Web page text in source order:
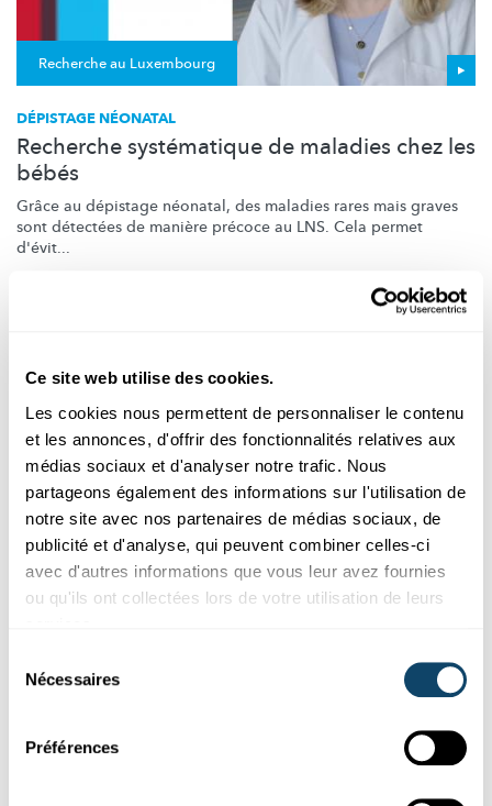
Ce site web utilise des cookies.
Les cookies nous permettent de personnaliser le contenu
et les annonces, d'offrir des fonctionnalités relatives aux
médias sociaux et d'analyser notre trafic. Nous
partageons également des informations sur l'utilisation de
notre site avec nos partenaires de médias sociaux, de
publicité et d'analyse, qui peuvent combiner celles-ci
avec d'autres informations que vous leur avez fournies
ou qu'ils ont collectées lors de votre utilisation de leurs
Nécessaires
Préférences
Recherche au Luxembourg
DÉPISTAGE NÉONATAL
Recherche systématique de maladies chez les
bébés
Grâce au dépistage néonatal, des maladies rares mais graves
sont détectées de manière précoce au LNS. Cela permet
d'évit...
Recherche au Luxembourg
graves par la voix
genre, le LIH souhaite identifier des biomarqueurs vocaux
pou...